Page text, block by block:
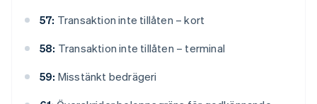
57: Transaktion inte tillåten – kort
58: Transaktion inte tillåten – terminal
59: Misstänkt bedrägeri